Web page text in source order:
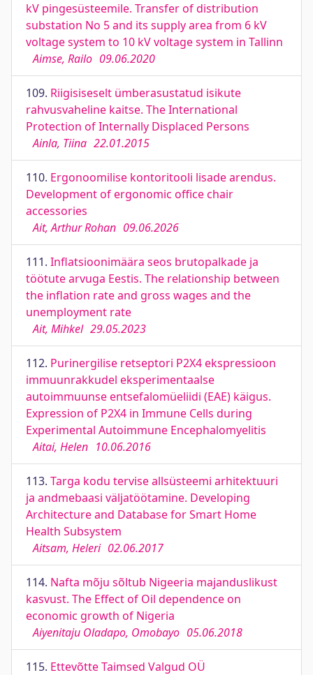
kV pingesüsteemile. Transfer of distribution
substation No 5 and its supply area from 6 kV
voltage system to 10 kV voltage system in Tallinn
Aimse, Railo 09.06.2020
109. Riigisiseselt ümberasustatud isikute
rahvusvaheline kaitse. The International
Protection of Internally Displaced Persons
Ainla, Tiina 22.01.2015
110. Ergonoomilise kontoritooli lisade arendus.
Development of ergonomic office chair
accessories
Ait, Arthur Rohan 09.06.2026
111. Inflatsioonimäära seos brutopalkade ja
töötute arvuga Eestis. The relationship between
the inflation rate and gross wages and the
unemployment rate
Ait, Mihkel 29.05.2023
112. Purinergilise retseptori P2X4 ekspressioon
immuunrakkudel eksperimentaalse
autoimmuunse entsefalomüeliidi (EAE) käigus.
Expression of P2X4 in Immune Cells during
Experimental Autoimmune Encephalomyelitis
Aitai, Helen 10.06.2016
113. Targa kodu tervise allsüsteemi arhitektuuri
ja andmebaasi väljatöötamine. Developing
Architecture and Database for Smart Home
Health Subsystem
Aitsam, Heleri 02.06.2017
114. Nafta mõju sõltub Nigeeria majanduslikust
kasvust. The Effect of Oil dependence on
economic growth of Nigeria
Aiyenitaju Oladapo, Omobayo 05.06.2018
115. Ettevõtte Taimsed Valgud OÜ